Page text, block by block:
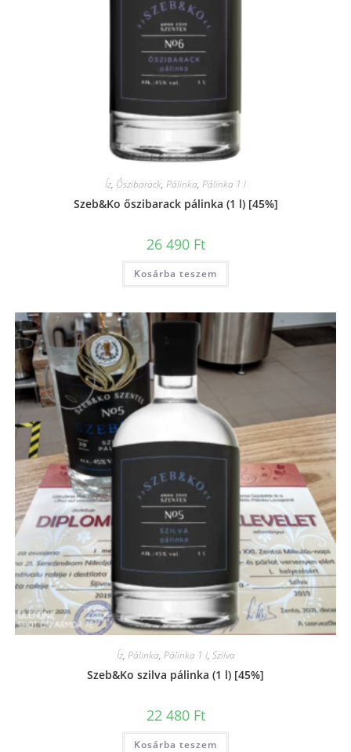
Íz, Őszibarack, Pálinka, Pálinka 1 l
Szeb&Ko őszibarack pálinka (1 l) [45%]
26 490 Ft
Kosárba teszem
Íz, Pálinka, Pálinka 1 l, Szilva
Szeb&Ko szilva pálinka (1 l) [45%]
22 480 Ft
Kosárba teszem